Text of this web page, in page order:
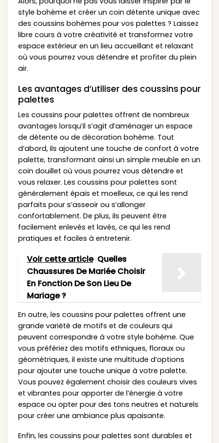
style bohème et créer un coin détente unique avec
des coussins bohèmes pour vos palettes ? Laissez
libre cours à votre créativité et transformez votre
espace extérieur en un lieu accueillant et relaxant
où vous pourrez vous détendre et profiter du plein
air.
Les avantages d’utiliser des coussins pour
palettes
Les coussins pour palettes offrent de nombreux
avantages lorsqu’il s’agit d’aménager un espace
de détente ou de décoration bohème. Tout
d’abord, ils ajoutent une touche de confort à votre
palette, transformant ainsi un simple meuble en un
coin douillet où vous pourrez vous détendre et
vous relaxer. Les coussins pour palettes sont
généralement épais et moelleux, ce qui les rend
parfaits pour s’asseoir ou s’allonger
confortablement. De plus, ils peuvent être
facilement enlevés et lavés, ce qui les rend
pratiques et faciles à entretenir.
Voir cette article Quelles
Chaussures De Mariée Choisir
En Fonction De Son Lieu De
Mariage ?
En outre, les coussins pour palettes offrent une
grande variété de motifs et de couleurs qui
peuvent correspondre à votre style bohème. Que
vous préfériez des motifs ethniques, floraux ou
géométriques, il existe une multitude d’options
pour ajouter une touche unique à votre palette.
Vous pouvez également choisir des couleurs vives
et vibrantes pour apporter de l’énergie à votre
espace ou opter pour des tons neutres et naturels
pour créer une ambiance plus apaisante.
Enfin, les coussins pour palettes sont durables et